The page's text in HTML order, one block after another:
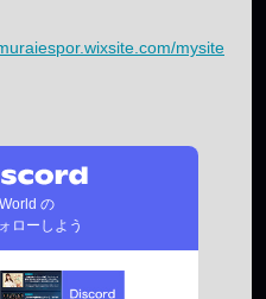
mysite
の
ローしよう